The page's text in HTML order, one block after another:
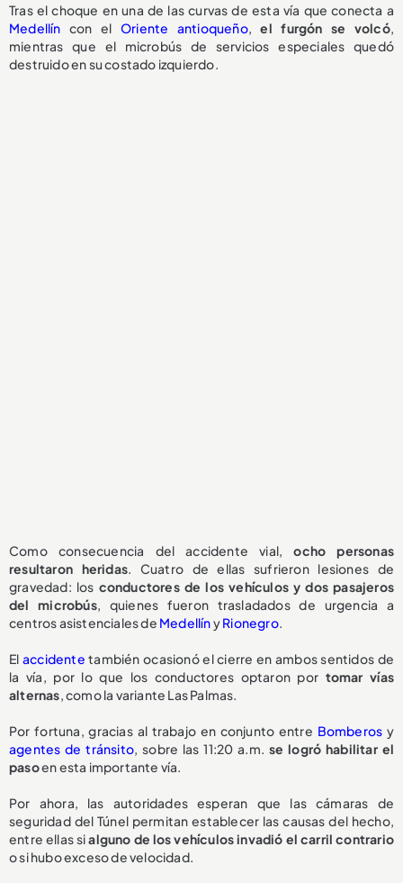
Tras el choque en una de las curvas de esta vía que conecta a
Medellín con el Oriente antioqueño,el furgón se volcó,
mientras que el microbús de servicios especiales quedó
destruido en su costado izquierdo.
Como consecuencia del accidente vial,ocho personas
resultaron heridas. Cuatro de ellas sufrieron lesiones de
gravedad: los conductores de los vehículos y dos pasajeros
del microbús, quienes fueron trasladados de urgencia a
centros asistenciales de MedellínyRionegro.
El accidente también ocasionó el cierre en ambos sentidos de
la vía, por lo que los conductores optaron por tomar vías
alternas, como la variante Las Palmas.
Por fortuna, gracias al trabajo en conjunto entre Bomberos y
agentes de tránsito, sobre las 11:20 a.m. se logró habilitar el
pasoen esta importante vía.
Por ahora, las autoridades esperan que las cámaras de
seguridad del Túnel permitan establecer las causas del hecho,
entre ellas sialguno de los vehículos invadió el carril contrario
o si hubo exceso de velocidad.